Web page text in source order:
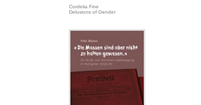
Cordelia Fine
Delusions of Gender